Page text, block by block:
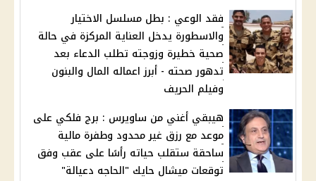
فقد الوعي : بطل مسلسل الاختيار
والاسطورة يدخل العناية المركزة في حالة
صحية خطيرة وزوجته تطلب الدعاء بعد
تدهور صحته - أبرز اعماله المال والبنون
وفيلم الحريف
هيبقي أغني من ساويرس : برج فلكي على
موعد مع رزق غير محدود وطفرة مالية
ساحقة ستقلب حياته رأسًا على عقب وفق
توقعات ميشال حايك "الحاجه دعيالة"